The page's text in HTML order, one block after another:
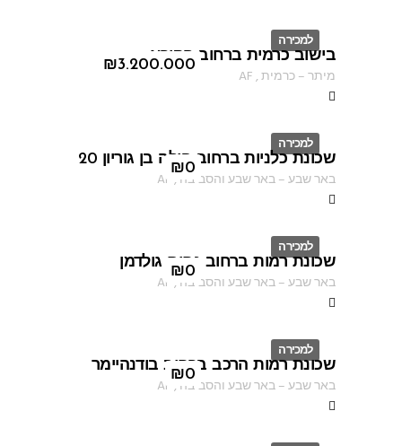
למכירה
ID
₪3.200.000
בישוב כרמית ברחוב הקורא
מיתר–כרמית,
AF
למכירה
ID
₪0
שכונת כלניות ברחוב פולה בן גוריון 20
באר שבע–באר שבע והסביבה ,
AF
למכירה
ID
₪0
שכונת רמות ברחוב נחום גולדמן
באר שבע–באר שבע והסביבה ,
AF
למכירה
ID
₪0
שכונת רמות הרכב ברחוב בודנהיימר
באר שבע–באר שבע והסביבה ,
AF